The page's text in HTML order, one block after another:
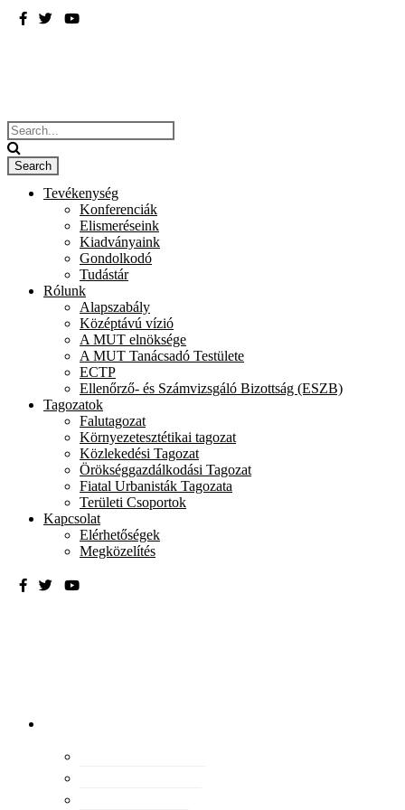
Tevékenység
Konferenciák
Elismeréseink
Kiadványaink
Gondolkodó
Tudástár
Rólunk
Alapszabály
Középtávú vízió
A MUT elnöksége
A MUT Tanácsadó Testülete
ECTP
Ellenőrző- és Számvizsgáló Bizottság (ESZB)
Tagozatok
Falutagozat
Környezetesztétikai tagozat
Közlekedési Tagozat
Örökséggazdálkodási Tagozat
Fiatal Urbanisták Tagozata
Területi Csoportok
Kapcsolat
Elérhetőségek
Megközelítés